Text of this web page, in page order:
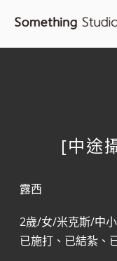
[中途
露西
2歲/女/米克斯/中
已施打、已結紮、